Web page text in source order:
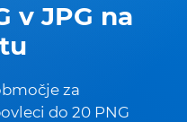
v JPG na
za
do 20 PNG